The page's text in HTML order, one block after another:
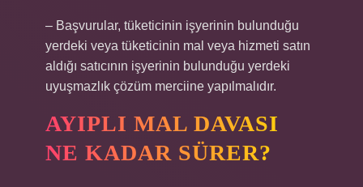
– Başvurular, tüketicinin işyerinin bulunduğu
yerdeki veya tüketicinin mal veya hizmeti satın
aldığı satıcının işyerinin bulunduğu yerdeki
uyuşmazlık çözüm merciine yapılmalıdır.
AYIPLI MAL DAVASI
NE KADAR SÜRER?